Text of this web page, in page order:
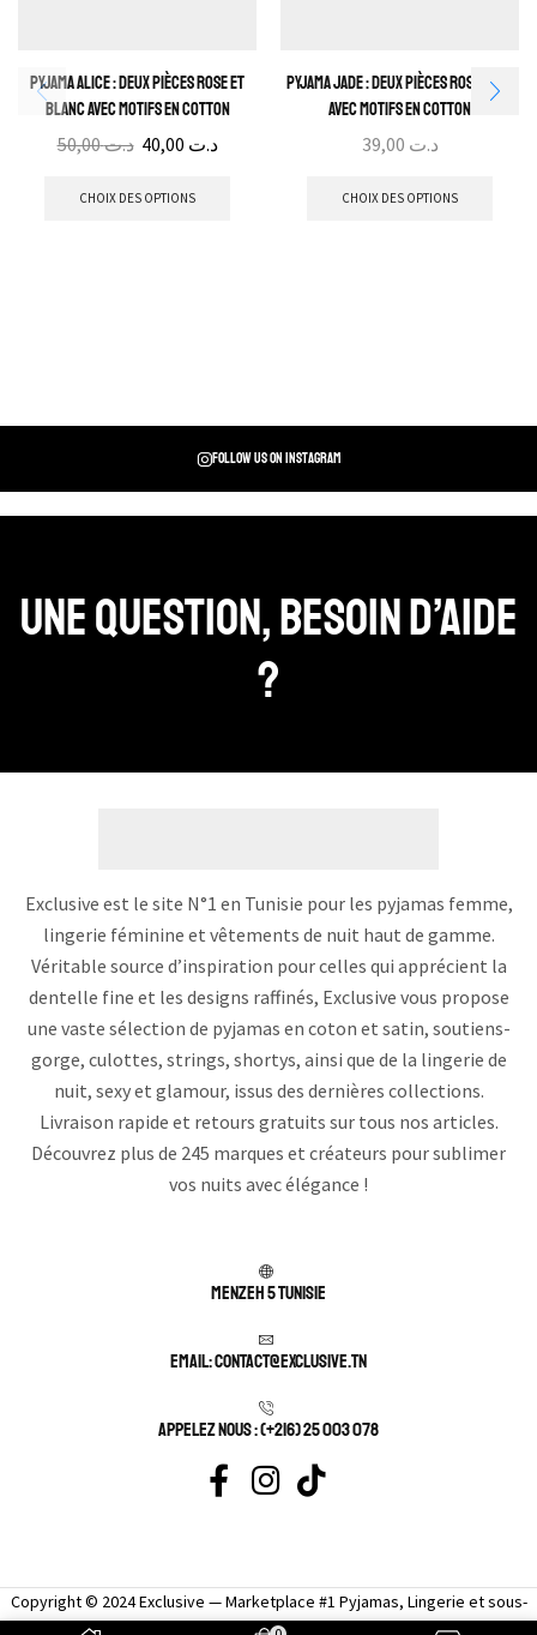
Pyjama Alice : Deux pièces rose et
blanc avec motifs en cotton
د.ت50,00 د.ت
CHOIX DES OPTIONS
Pyjama Jade : Deux pièces rose bébé
avec motifs en cotton
د.ت
CHOIX DES OPTIONS
Follow us on instagram
Une question, Besoin d’aide
?
Exclusive est le site N°1 en Tunisie pour les pyjamas femme,
lingerie féminine et vêtements de nuit haut de gamme.
Véritable source d’inspiration pour celles qui apprécient la
dentelle fine et les designs raffinés, Exclusive vous propose
une vaste sélection de pyjamas en coton et satin, soutiens-
gorge, culottes, strings, shortys, ainsi que de la lingerie de
nuit, sexy et glamour, issus des dernières collections.
Livraison rapide et retours gratuits sur tous nos articles.
Découvrez plus de 245 marques et créateurs pour sublimer
vos nuits avec élégance !
Menzeh 5 TUNISIE
Email: contact@exclusive.tn
APPELEZ NOUS : (+216) 25 003 078
Copyright © 2024 Exclusive — Marketplace #1 Pyjamas, Lingerie et sous-
vêtement femme sexy.